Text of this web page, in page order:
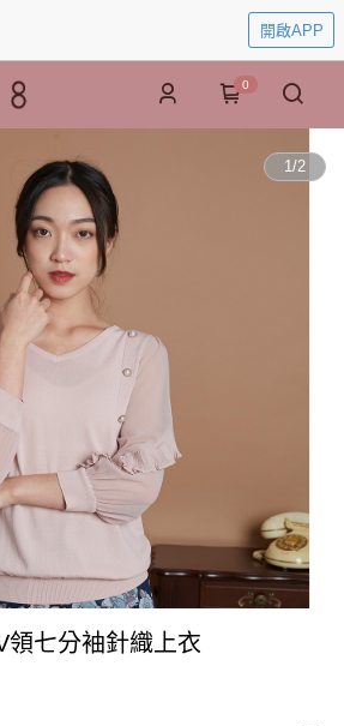
開啟APP
0
1/2
領七分袖針織上衣